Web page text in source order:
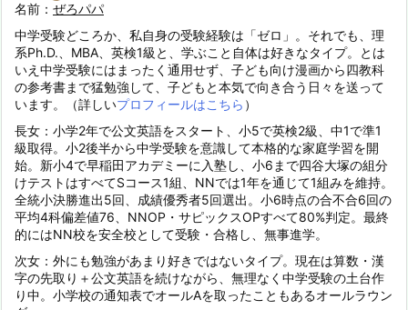
名前： ぜろパパ
中学受験どころか、私自身の受験経験は「ゼロ」。それでも、理
系Ph.D.、MBA、英検1級と、学ぶこと自体は好きなタイプ。とは
いえ中学受験にはまったく通用せず、子ども向け漫画から四教科
の参考書まで猛勉強して、子どもと本気で向き合う日々を送って
います。（詳しいプロフィールはこちら ）
長女：小学2年で公文英語をスタート、小5で英検2級、中1で準1
級取得。小2後半から中学受験を意識して本格的な家庭学習を開
始。新小4で早稲田アカデミーに入塾し、小6まで四谷大塚の組分
けテストはすべてSコース1組、NNでは1年を通じて1組みを維持。
全統小決勝進出5回、成績優秀者5回選出。小6時点の合不合6回の
平均4科偏差値76、NNOP・サピックスOPすべて80%判定。最終
的にはNN校を安全校として受験・合格し、無事進学。
次女：外にも勉強があまり好きではないタイプ。現在は算数・漢
字の先取り＋公文英語を続けながら、無理なく中学受験の土台作
り中。小学校の通知表でオールAを取ったこともあるオールラウン